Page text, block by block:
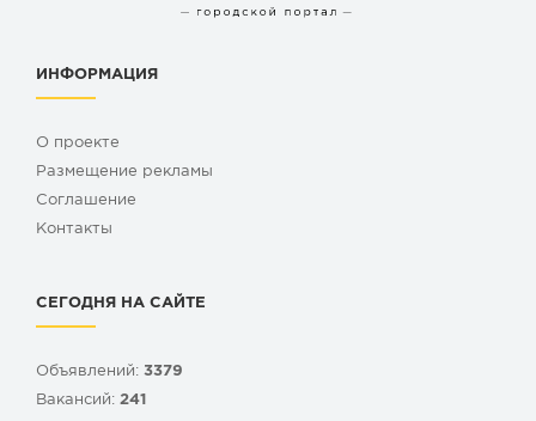
ИНФОРМАЦИЯ
О проекте
Размещение рекламы
Cоглашение
Контакты
СЕГОДНЯ НА САЙТЕ
Объявлений: 3379
Вакансий: 241